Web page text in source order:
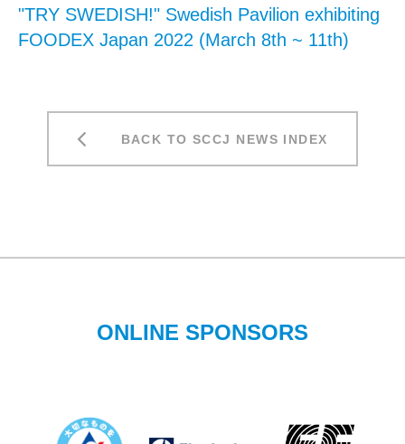
"TRY SWEDISH!" Swedish Pavilion exhibiting
FOODEX Japan 2022 (March 8th ~ 11th)
BACK TO SCCJ NEWS INDEX
ONLINE SPONSORS